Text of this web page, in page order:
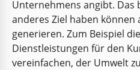
Unternehmens angibt. Das
anderes Ziel haben können
generieren. Zum Beispiel
Dienstleistungen für den
vereinfachen, der Umwelt